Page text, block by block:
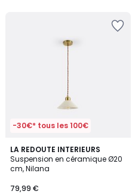
-30€* tous les 100€
LA REDOUTE INTERIEURS
Suspension en céramique Ø20
cm, Nilana
79,99 €
5
/
5
3
Couleurs